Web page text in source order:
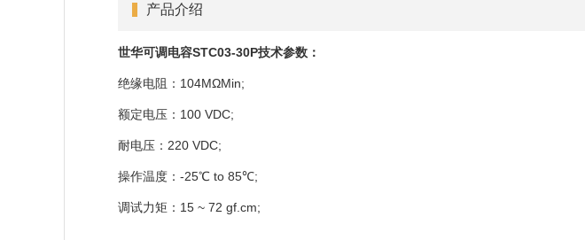
产品介绍
世华可调电容STC03-30P技术参数：
绝缘电阻：104MΩMin;
额定电压：100 VDC;
耐电压：220 VDC;
操作温度：-25℃ to 85℃;
调试力矩：15 ~ 72 gf.cm;